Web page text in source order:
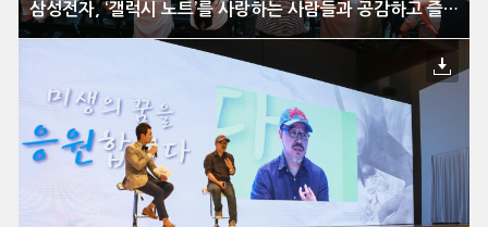
삼성전자, ‘갤럭시 노트’를 사랑하는 사람들과 공감하고 즐기는 특별한 축제 ‘노트 7 페스티벌’ 개최